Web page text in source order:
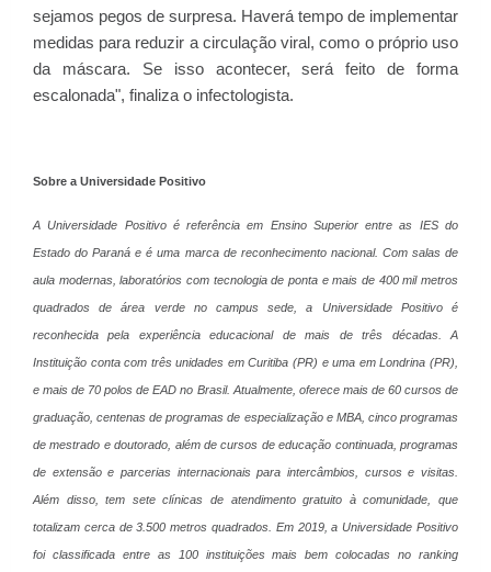
sejamos pegos de surpresa. Haverá tempo de implementar
medidas para reduzir a circulação viral, como o próprio uso
da máscara. Se isso acontecer, será feito de forma
escalonada", finaliza o infectologista.
Sobre a Universidade Positivo
A Universidade Positivo é referência em Ensino Superior entre as IES do
Estado do Paraná e é uma marca de reconhecimento nacional. Com salas de
aula modernas, laboratórios com tecnologia de ponta e mais de 400 mil metros
quadrados de área verde no campus sede, a Universidade Positivo é
reconhecida pela experiência educacional de mais de três décadas. A
Instituição conta com três unidades em Curitiba (PR) e uma em Londrina (PR),
e mais de 70 polos de EAD no Brasil. Atualmente, oferece mais de 60 cursos de
graduação, centenas de programas de especialização e MBA, cinco programas
de mestrado e doutorado, além de cursos de educação continuada, programas
de extensão e parcerias internacionais para intercâmbios, cursos e visitas.
Além disso, tem sete clínicas de atendimento gratuito à comunidade, que
totalizam cerca de 3.500 metros quadrados. Em 2019, a Universidade Positivo
foi classificada entre as 100 instituições mais bem colocadas no ranking